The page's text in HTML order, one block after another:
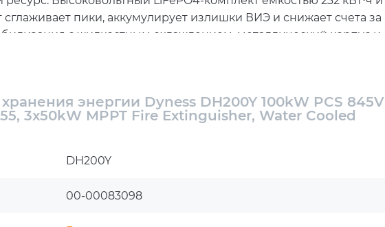
пики, аккумулирует излишки ВИЭ и снижает счета за
с жидкостным охлаждением, металлический корпус и
фундамент для бесперебойной работы объектов, где
и широкий диапазон напряжения 754–936 В позволяют
Результат — ровный график потребления, меньше штрафов за
ресурс, охлаждение, масштабирование
энергии Dyness DH200Y 100kW PCS 845V
3x50kW MPPT Fire Extinguisher, Water Cooled
DH200Y
00-00083098